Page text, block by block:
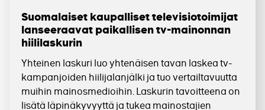
Suomalaiset kaupalliset televisiotoimijat
lanseeraavat paikallisen tv-mainonnan
hiililaskurin
Yhteinen laskuri luo yhtenäisen tavan laskea tv-
kampanjoiden hiilijalanjälki ja tuo vertailtavuutta
muihin mainosmedioihin. Laskurin tavoitteena on
lisätä läpinäkyvyyttä ja tukea mainostajien